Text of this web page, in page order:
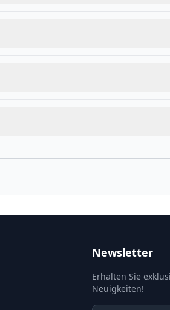
Newsletter
Erhalten Sie
Neuigkeiten!